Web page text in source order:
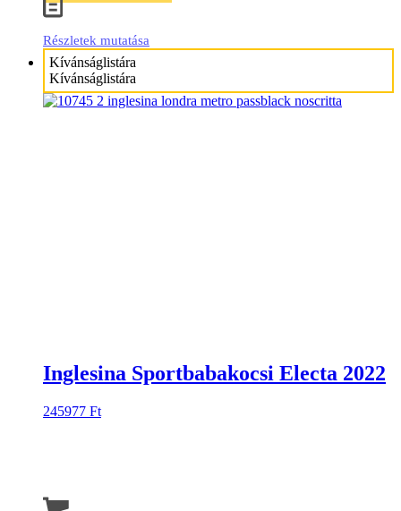
Részletek mutatása
Kívánságlistára
Kívánságlistára
Inglesina Sportbabakocsi Electa 2022
245977 Ft